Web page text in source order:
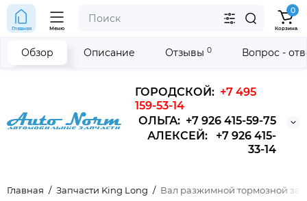
ГОРОДСКОЙ: +7 495
159-53-14
ОЛЬГА: +7 926 415-59-75
АЛЕКСЕЙ: +7 926 415-
33-14
Главная Меню
0
Корзина
Главная Запчасти King Long Вал разжимной тормозной
Обзор Описание Отзывы 0 Вопрос -